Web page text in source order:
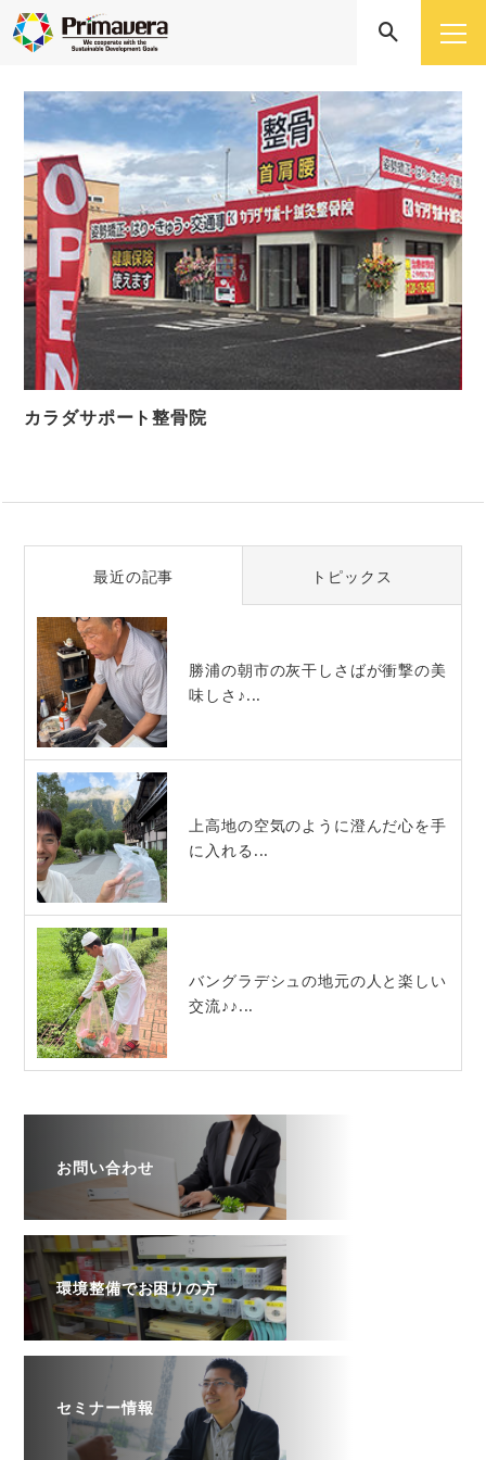
カラダサポート整骨院
カラダサポート整骨院
最近の記事 トピックス
勝浦の朝市の灰干しさばが衝撃の美
味しさ♪...
上高地の空気のように澄んだ心を手
に入れる...
バングラデシュの地元の人と楽しい
交流♪♪...
お問い合わせ
環境整備でお困りの方
セミナー情報